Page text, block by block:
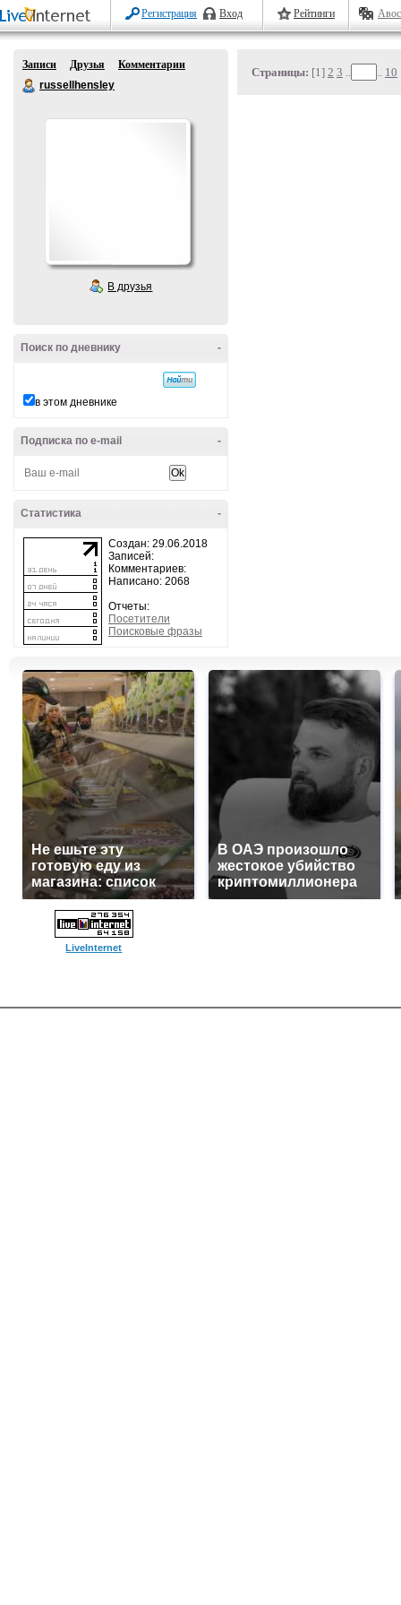
Регистрация Вход Рейтинги
Записи Друзья
Комментарии
russellhensley
В друзья
-
Поиск по дневнику
в этом дневнике
-
Подписка по e-mail
-
Статистика
Создан: 29.06.2018
Записей:
Комментариев:
Написано: 2068
Отчеты:
Посетители
Поисковые фразы
Страницы: [1] 2 3 .. .. 10
Не ешьте эту
готовую еду из
магазина: список
В ОАЭ произошло
жестокое убийство
криптомиллионера
LiveInternet